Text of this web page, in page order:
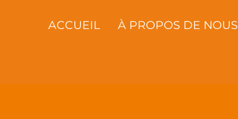
ACCUEIL À PROPOS DE NOUS